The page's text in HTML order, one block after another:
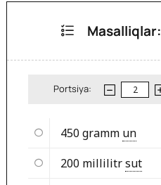
Masalliqlar:
Portsiya:
450 gramm un
200 millilitrsut